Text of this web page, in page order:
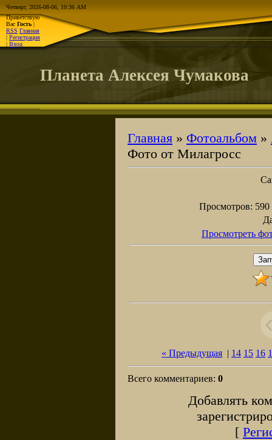
Четверг, 2026-08-06, 10:36 AM
Приветствую
Вас Гость |
RSS Главная
| Регистрация
| Вход
Планета Алексея Чумакова
Главная » Фотоальбом »
Фото от Милагросс
Просмотров:
Просмотреть
« Предыдущая | 14 15 16
Всего комментариев: 0
Добавлять
[